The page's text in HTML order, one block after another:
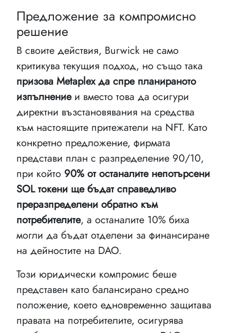
Предложение за компромисно
решение
В своите действия, Burwick не само
критикува текущия подход, но също така
призова Metaplex да спре планираното
изпълнениеи вместо това да осигури
директни възстановявания на средства
към настоящите притежатели на NFT. Като
конкретно предложение, фирмата
представи план с разпределение 90/10,
при който 90% от останалите непотърсени
SOL токени ще бъдат справедливо
преразпределени обратно към
потребителите, а останалите 10% биха
могли да бъдат отделени за финансиране
на дейностите на DAO.
Този юридически компромис беше
представен като балансирано средно
положение, което едновременно защитава
правата на потребителите, осигурява